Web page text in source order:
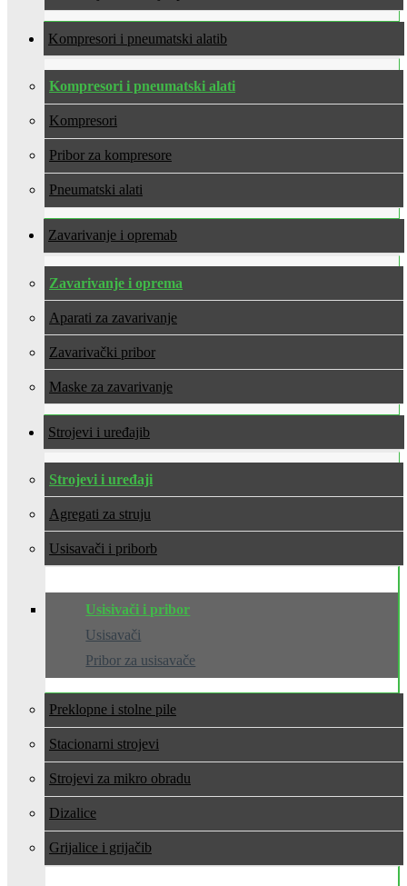
Kompresori i pneumatski alati
Kompresori i pneumatski alati
Kompresori
Pribor za kompresore
Pneumatski alati
Zavarivanje i oprema
Zavarivanje i oprema
Aparati za zavarivanje
Zavarivački pribor
Maske za zavarivanje
Strojevi i uređaji
Strojevi i uređaji
Agregati za struju
Usisavači i pribor
Usisivači i pribor
Usisavači
Pribor za usisavače
Preklopne i stolne pile
Stacionarni strojevi
Strojevi za mikro obradu
Dizalice
Grijalice i grijači